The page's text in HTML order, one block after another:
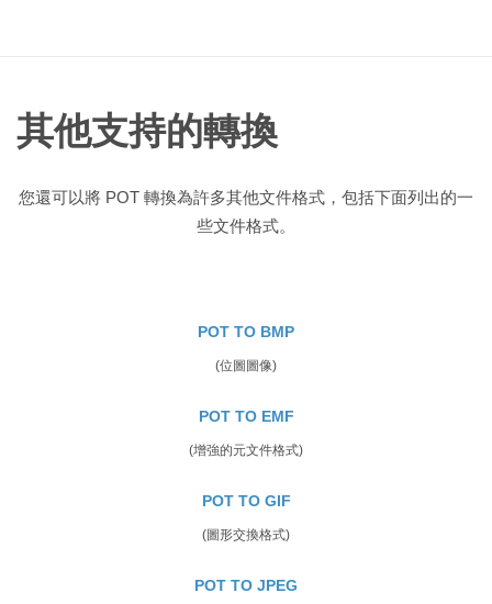
其他支持的轉換
您還可以將 POT 轉換為許多其他文件格式，包括下面列出的一
些文件格式。
POT TO BMP
(位圖圖像)
POT TO EMF
(增強的元文件格式)
POT TO GIF
(圖形交換格式)
POT TO JPEG